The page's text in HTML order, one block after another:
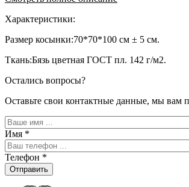
Характеристики:
Размер косынки:70*70*100 см ± 5 см.
Ткань:Бязь цветная ГОСТ пл. 142 г/м2.
Остались вопросы?
Оставьте свои контактные данные, мы вам
Имя *
Телефон *
Отправить